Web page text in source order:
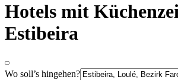
Hotels mit
Estibeira
Wo soll’s hingehen?